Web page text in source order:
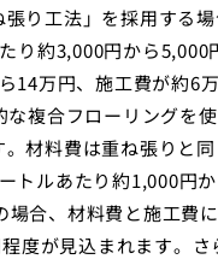
り工法」を採用する
り約3,000円から
14万円、施工費が約6
複合フローリングを
材料費は重ね張りと
トルあたり約1,000円
合、材料費と施工費
度が見込まれます。